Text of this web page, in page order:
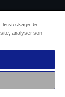
le stockage de
analyser son